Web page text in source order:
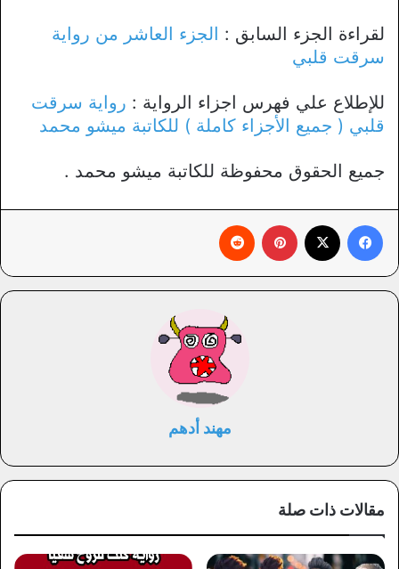
لقراءة الجزء السابق : الجزء العاشر من رواية
سرقت قلبي
للإطلاع علي فهرس اجزاء الرواية : رواية سرقت
قلبي ( جميع الأجزاء كاملة ) للكاتبة ميشو محمد
جميع الحقوق محفوظة للكاتبة ميشو محمد .
مهند أدهم
مقالات ذات صلة